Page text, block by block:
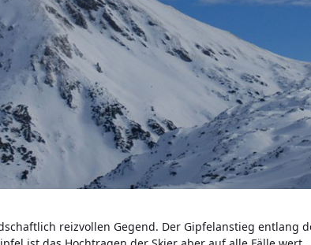
reizvollen Gegend. Der Gipfelanstieg entlang